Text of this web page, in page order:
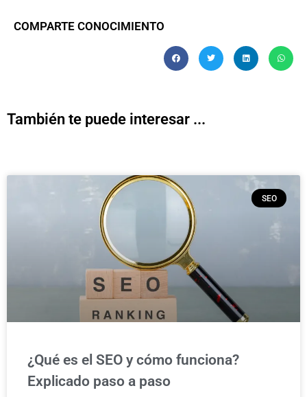
COMPARTE CONOCIMIENTO
También te puede interesar ...
SEO
¿Qué es el SEO y cómo funciona?
Explicado paso a paso